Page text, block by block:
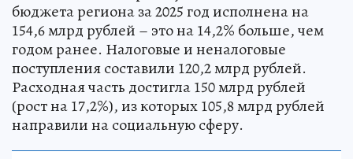
бюджета региона за 2025 год исполнена на
154,6 млрд рублей – это на 14,2% больше, чем
годом ранее. Налоговые и неналоговые
поступления составили 120,2 млрд рублей.
Расходная часть достигла 150 млрд рублей
(рост на 17,2%), из которых 105,8 млрд рублей
направили на социальную сферу.